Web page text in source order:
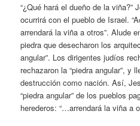
“¿Qué hará el dueño de la viña?”
ocurrirá con el pueblo de Israel.
arrendará la viña a otros”. Alude
piedra que desecharon los
angular”. Los dirigentes judíos
rechazaron la “piedra angular”, y
destrucción como nación. Así,
“piedra angular” de los pueblos
herederos: “…arrendará la viña a